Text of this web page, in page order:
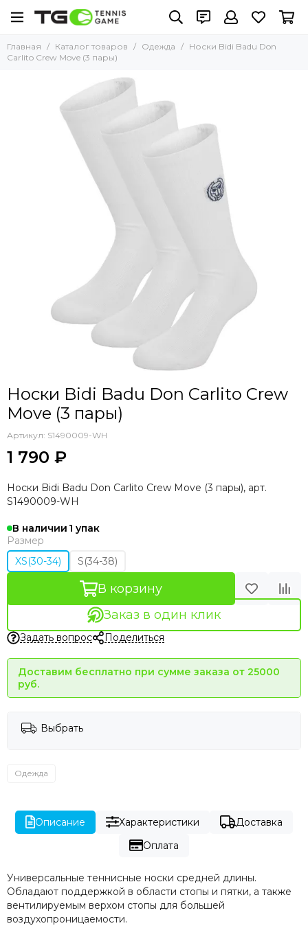
Главная Каталог товаров Одежда
Носки Bidi Badu Don
Carlito Crew Move (3 пары)
Носки Bidi Badu Don Carlito Crew
Move (3 пары)
Артикул: S1490009-WH
1 790 ₽
Носки Bidi Badu Don Carlito Crew Move (3 пары), арт.
S1490009-WH
В наличии 1
Размер
XS(30-34)
S(34-38)
В корзину
Заказ в один клик
Задать вопрос Поделиться
Доставим бесплатно при сумме заказа от 25000
руб.
Выбрать
Одежда
Описание Характеристики
Доставка
Оплата
Универсальные теннисные носки средней длины.
Обладают поддержкой в области стопы и пятки, а также
вентилируемым верхом стопы для большей
воздухопроницаемости.